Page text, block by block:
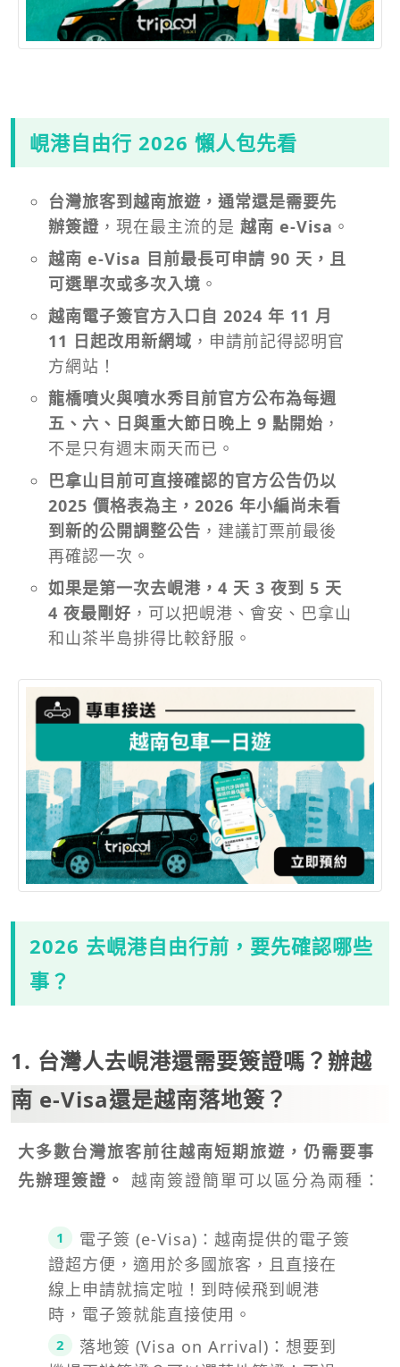
峴港自由行 2026 懶人包先看
台灣旅客到越南旅遊，通常還是需要先
辦簽證 ，現在最主流的是 越南 e-Visa 。
越南 e-Visa 目前最長可申請 90 天，且
可選單次或多次入境 。
越南電子簽官方入口自 2024 年 11 月
11 日起改用新網域 ，申請前記得認明官
方網站！
龍橋噴火與噴水秀目前官方公布為每週
五、六、日與重大節日晚上 9 點開始 ，
不是只有週末兩天而已。
巴拿山目前可直接確認的官方公告仍以
2025 價格表為主，2026 年小編尚未看
到新的公開調整公告 ，建議訂票前最後
再確認一次。
如果是第一次去峴港，4 天 3 夜到 5 天
4 夜最剛好 ，可以把峴港、會安、巴拿山
和山茶半島排得比較舒服。
2026 去峴港自由行前，要先確認哪些
事？
1. 台灣人去峴港還需要簽證嗎？辦越
南 e-Visa還是越南落地簽？
大多數台灣旅客前往越南短期旅遊，仍需要事
先辦理簽證。 越南簽證簡單可以區分為兩種：
電子簽 (e-Visa)：越南提供的電子簽
證超方便，適用於多國旅客，且直接在
線上申請就搞定啦！到時候飛到峴港
時，電子簽就能直接使用。
落地簽 (Visa on Arrival)：想要到